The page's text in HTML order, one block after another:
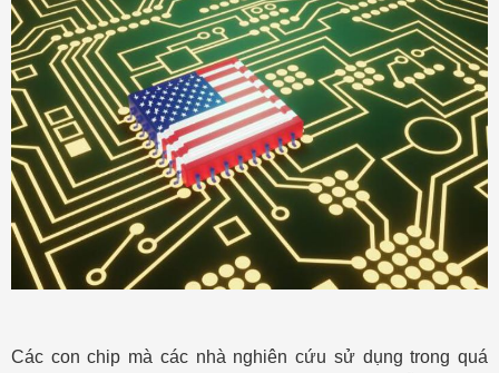
Các con chip mà các nhà nghiên cứu sử dụng trong quá